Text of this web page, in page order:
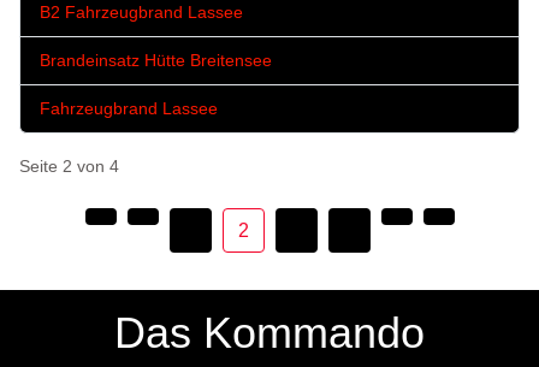
B2 Fahrzeugbrand Lassee
Brandeinsatz Hütte Breitensee
Fahrzeugbrand Lassee
Seite 2 von 4
2
Das Kommando